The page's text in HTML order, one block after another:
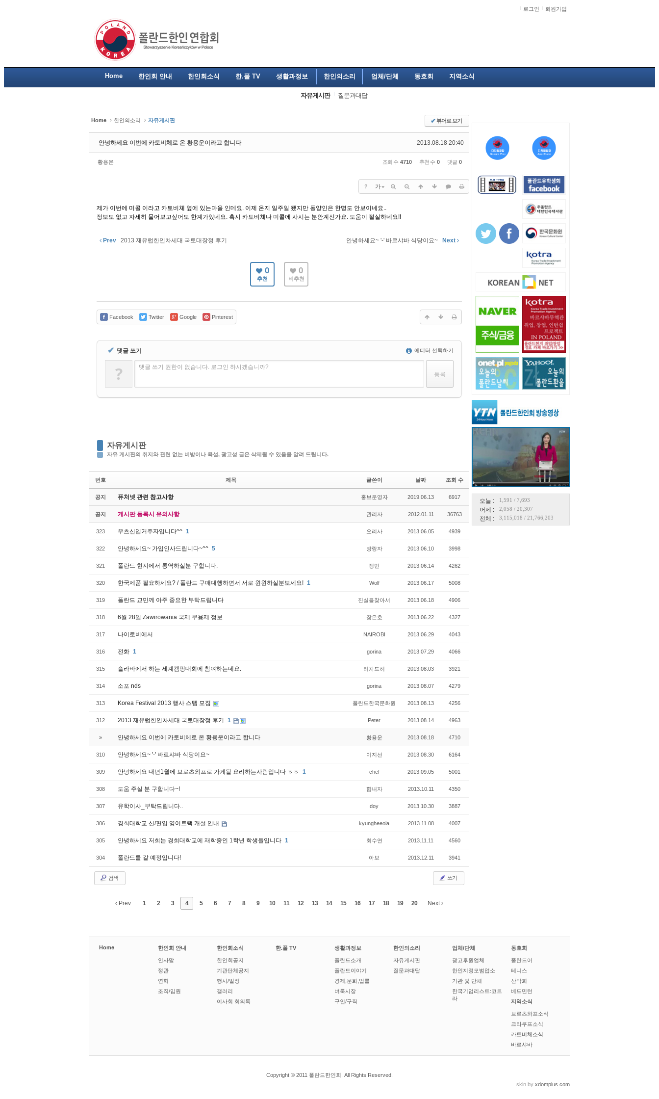
로그인 회원가입
Home 한인회 안내 한인회소식 한.폴 TV 생활과정보 한인의소리 업체/단체 동호회 지역소식
자유게시판 질문과대답
오늘 : 1,591 / 7,693
어제 : 2,058 / 20,307
전체 : 3,115,018 / 21,766,203
Home 한인의소리 자유게시판 ✔뷰어로 보기
2013.08.18 20:40
안녕하세요 이번에 카토비체로 온 황용운이라고 합니다
황용운 조회 수 4710 추천 수 0 댓글 0
? 가
제가 이번에 미콜 이라고 카토비체 옆에 있는마을 인데요. 이제 온지 일주일 됐지만 동양인은 한명도 안보이네요..
정보도 없고 자세히 물어보고싶어도 한계가있네요. 혹시 카토비체나 미콜에 사시는 분안계신가요. 도움이 절실하네요!!
Prev 2013 재유럽한인차세대 국토대장정 후기 안녕하세요~ '-' 바르샤바 식당이요~ Next
0
추천
0
비추천
Facebook Twitter Google Pinterest
✔ 댓글 쓰기 에디터 선택하기
? 댓글 쓰기 권한이 없습니다. 로그인 하시겠습니까?
자유게시판
자유 게시판의 취지와 관련 없는 비방이나 욕설, 광고성 글은 삭제될 수 있음을 알려 드립니다.
번호 제목 글쓴이 날짜 조회 수
공지 퓨처넷 관련 참고사항 홍보운영자 2019.06.13 6917
공지 게시판 등록시 유의사항 관리자 2012.01.11 36763
323 우츠신입거주자입니다^^ 1 요리사 2013.06.05 4939
322 안녕하세요~ 가입인사드립니다~^^ 5 방랑자 2013.06.10 3998
321 폴란드 현지에서 통역하실분 구합니다. 정민 2013.06.14 4262
320 한국제품 필요하세요? / 폴란드 구매대행하면서 서로 윈윈하실분보세요! 1 Wolf 2013.06.17 5008
319 폴란드 교민께 아주 중요한 부탁드립니다 진실을찾아서 2013.06.18 4906
318 6월 28일 Zawirowania 국제 무용제 정보 장은호 2013.06.22 4327
317 나이로비에서 NAIROBI 2013.06.29 4043
316 전화 1 gorina 2013.07.29 4066
315 슬라바에서 하는 세계캠핑대회에 참여하는데요. 리차드허 2013.08.03 3921
314 소포 nds gorina 2013.08.07 4279
313 Korea Festival 2013 행사 스텝 모집 폴란드한국문화원 2013.08.13 4256
312 2013 재유럽한인차세대 국토대장정 후기 1 Peter 2013.08.14 4963
» 안녕하세요 이번에 카토비체로 온 황용운이라고 합니다 황용운 2013.08.18 4710
310 안녕하세요~ '-' 바르샤바 식당이요~ 이지선 2013.08.30 6164
309 안녕하세요 내년1월에 브로츠와프로 가게될 요리하는사람입니다 ㅎㅎ 1 chef 2013.09.05 5001
308 도움 주실 분 구합니다~! 힘내자 2013.10.11 4350
307 유학이사_부탁드립니다.. doy 2013.10.30 3887
306 경희대학교 신/편입 영어트랙 개설 안내 kyungheeoia 2013.11.08 4007
305 안녕하세요 저희는 경희대학교에 재학중인 1학년 학생들입니다 1 최수연 2013.11.11 4560
304 폴란드를 갈 예정입니다! 아보 2013.12.11 3941
검색 쓰기
Prev 1 2 3 4 5 6 7 8 9 10 11 12 13 14 15 16 17 18 19 20 Next
Home 한인회 안내
인사말
정관
연혁
조직/임원
한인회소식
한인회공지
기관단체공지
행사/일정
갤러리
이사회 회의록
한.폴 TV 생활과정보
폴란드소개
폴란드이야기
경제,문화,법률
벼룩시장
구인/구직
한인의소리
자유게시판
질문과대답
업체/단체
광고후원업체
한인지정모범업소
기관 및 단체
한국기업리스트:코트
라
동호회
폴란드어
테니스
산악회
베드민턴
지역소식
브로츠와프소식
크라쿠프소식
카토비체소식
바르샤바
Copyright © 2011 폴란드한인회. All Rights Reserved.
skin by xdomplus.com